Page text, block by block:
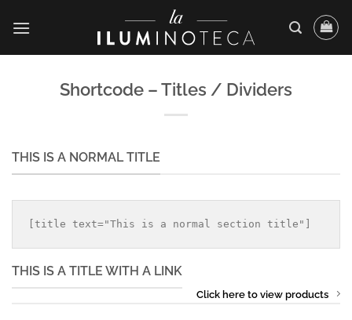
Shortcode – Titles / Dividers
THIS IS A NORMAL TITLE
THIS IS A TITLE WITH A LINK
Click here to view products